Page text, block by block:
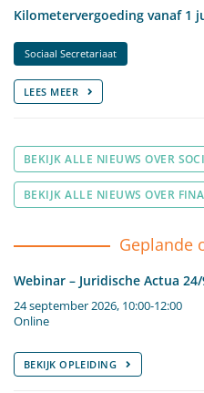
Kilometervergoeding vanaf 1
Sociaal Secretariaat
LEES MEER
BEKIJK ALLE NIEUWS OVER
BEKIJK ALLE NIEUWS OVER
Geplande
Webinar – Juridische Actua
24 september 2026, 10:00-12:00
Online
BEKIJK OPLEIDING